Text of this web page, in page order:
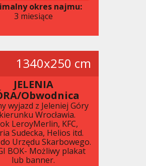
okres najmu:
3 miesiące
1340x250 cm
JELENIA
Obwodnica
wyjazd z Jeleniej Góry
Wrocławia.
LeroyMerlin, KFC,
Sudecka, Helios itd.
Urzędu Skarbowego.
BOK- Możliwy plakat
lub banner.